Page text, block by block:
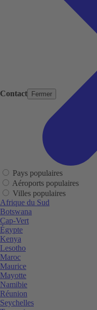
Contact Fermer
Pays populaires
Aéroports populaires
Villes populaires
Afrique du Sud
Botswana
Cap-Vert
Égypte
Kenya
Lesotho
Maroc
Maurice
Mayotte
Namibie
Réunion
Seychelles